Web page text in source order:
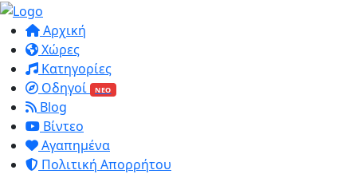
Αρχική
Χώρες
Κατηγορίες
Οδηγοί
ΝΕΟ
Blog
Βίντεο
Αγαπημένα
Πολιτική Απορρήτου